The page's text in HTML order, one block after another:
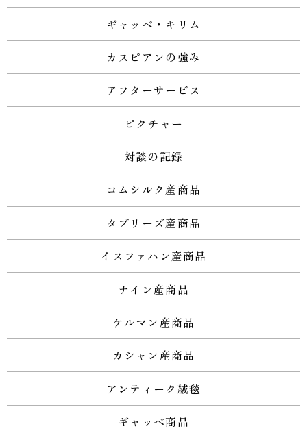
ギャッベ・キリム
カスピアンの強み
アフターサービス
ピクチャー
対談の記録
コムシルク産商品
タブリーズ産商品
イスファハン産商品
ナイン産商品
ケルマン産商品
カシャン産商品
アンティーク絨毯
ギャッベ商品